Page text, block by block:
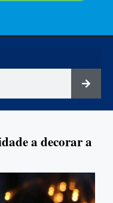
a decorar a